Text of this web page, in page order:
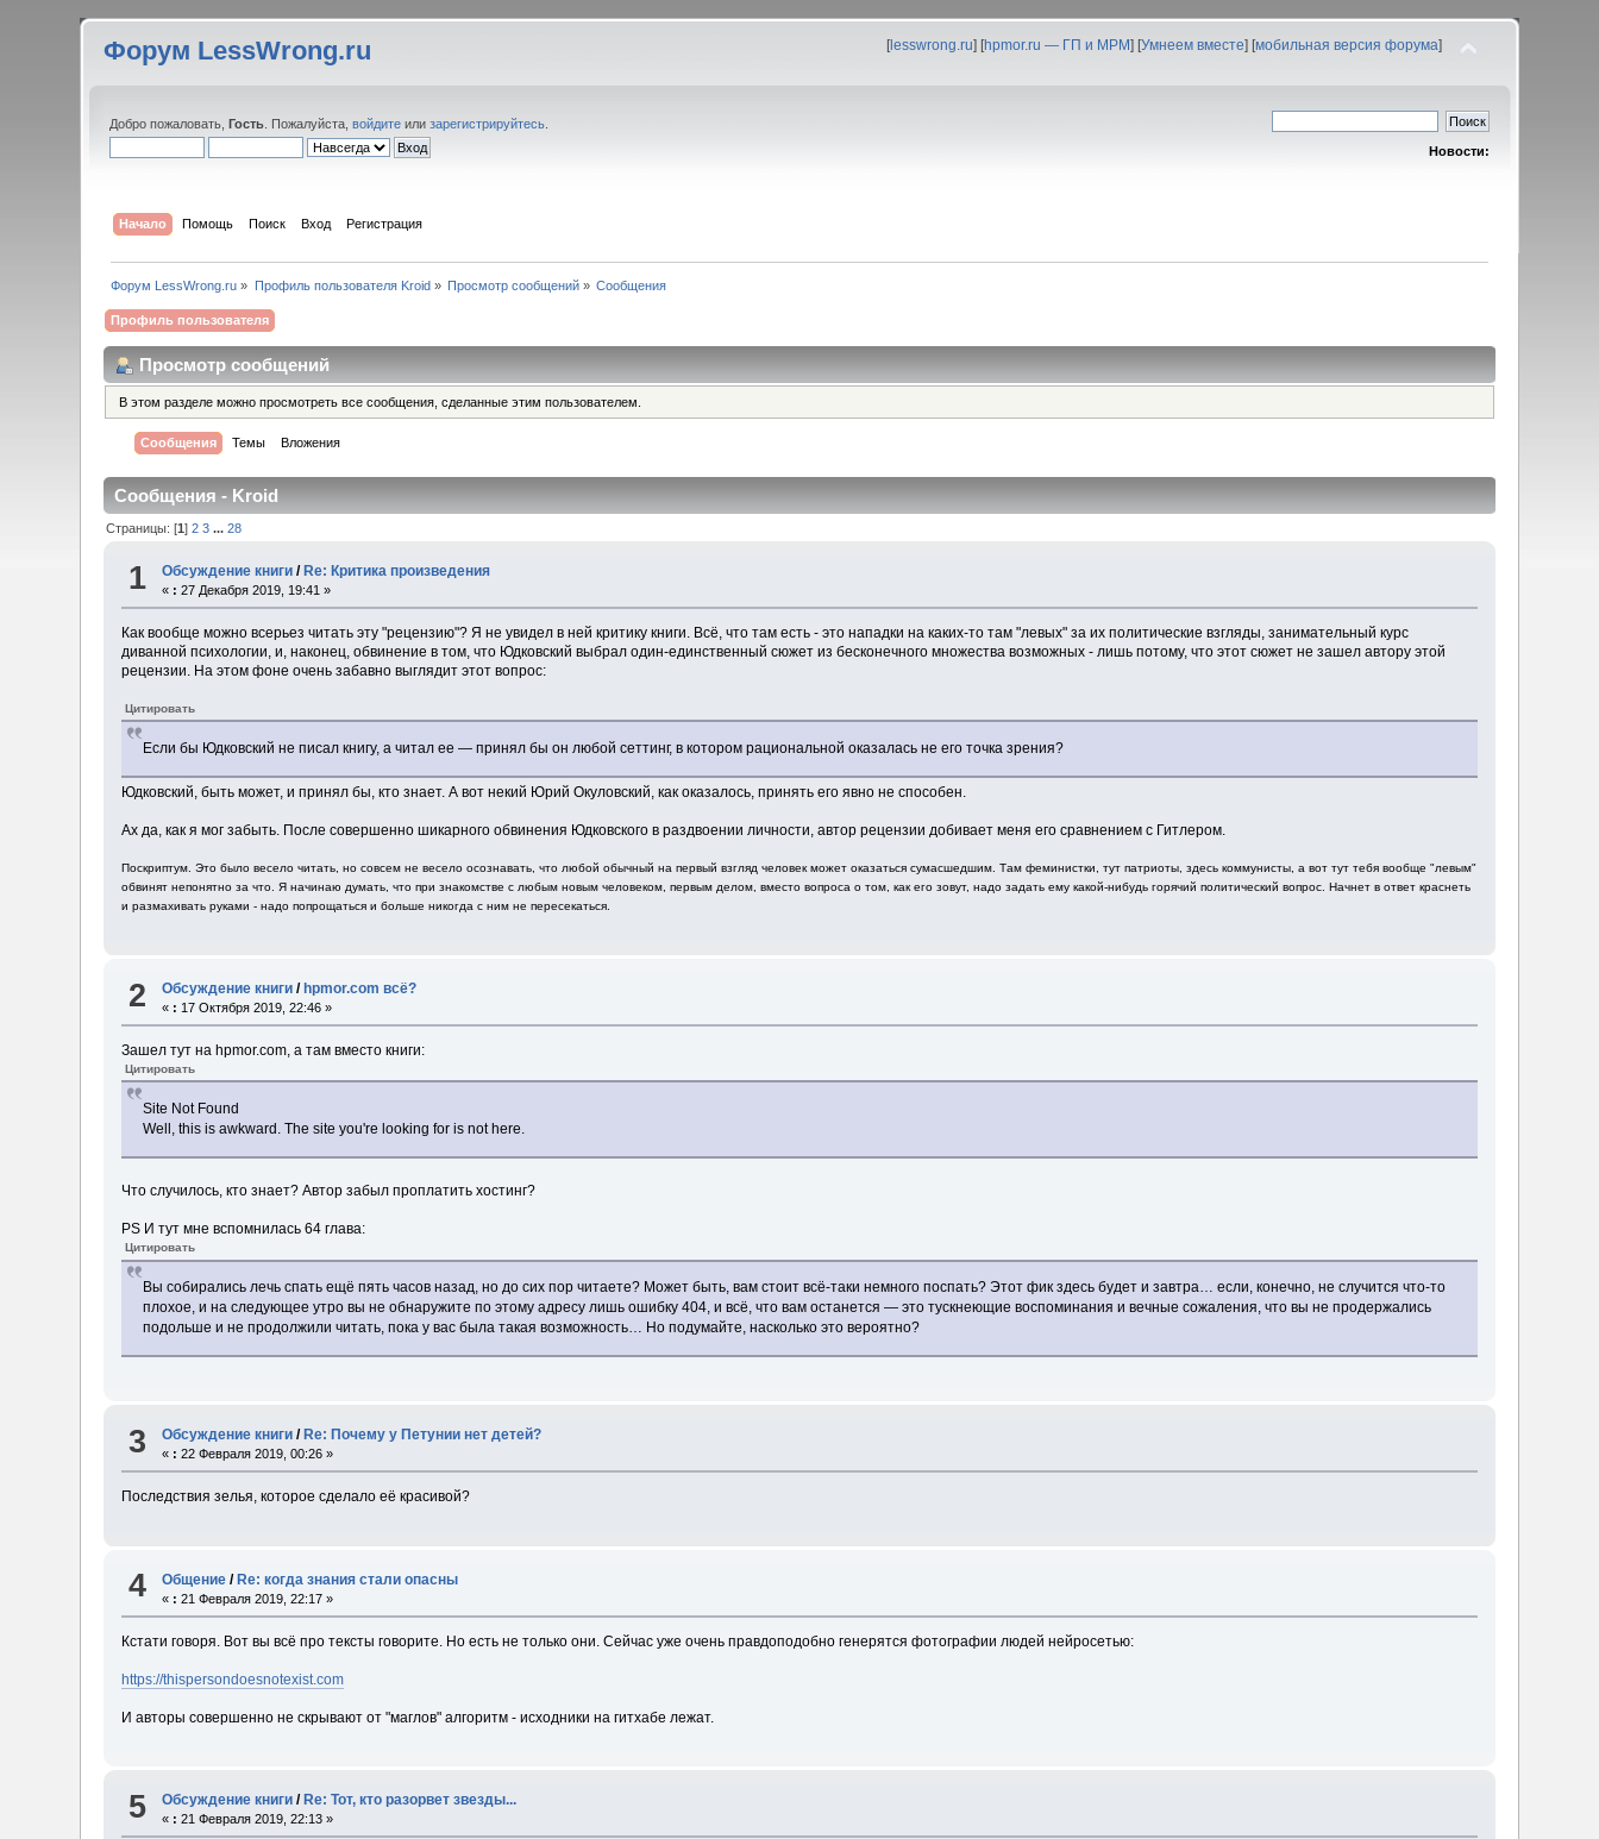
Форум LessWrong.ru [lesswrong.ru] [hpmor.ru — ГП и МРМ] [Умнеем вместе] [мобильная версия форума]
Добро пожаловать,Гость . Пожалуйста,войдите илизарегистрируйтесь
Новости:
Начало Помощь Поиск Вход Регистрация
Форум LessWrong.ru » Профиль пользователя Kroid» Просмотр сообщений » Сообщения
Профиль пользователя
Просмотр сообщений
В этом разделе можно просмотреть все сообщения, сделанные этим пользователем.
Сообщения Темы Вложения
Сообщения - Kroid
Страницы: [1]2 3 ...28
1 Обсуждение книги / Re: Критика произведения
« : 27 Декабря 2019, 19:41 »
Как вообще можно всерьез читать эту "рецензию"? Я не увидел в ней критику книги. Всё, что там есть - это нападки на каких-то там "левых" за их политические взгляды, занимательный курс
диванной психологии, и, наконец, обвинение в том, что Юдковский выбрал один-единственный сюжет из бесконечного множества возможных - лишь потому, что этот сюжет не зашел автору этой
рецензии. На этом фоне очень забавно выглядит этот вопрос:
Цитировать
Если бы Юдковский не писал книгу, а читал ее — принял бы он любой сеттинг, в котором рациональной оказалась не его точка зрения?
Юдковский, быть может, и принял бы, кто знает. А вот некий Юрий Окуловский, как оказалось, принять его явно не способен.
Ах да, как я мог забыть. После совершенно шикарного обвинения Юдковского в раздвоении личности, автор рецензии добивает меня его сравнением с Гитлером.
Поскриптум. Это было весело читать, но совсем не весело осознавать, что любой обычный на первый взгляд человек может оказаться сумасшедшим. Там феминистки, тут патриоты, здесь коммунисты, а вот тут тебя вообще "левым"
обвинят непонятно за что. Я начинаю думать, что при знакомстве с любым новым человеком, первым делом, вместо вопроса о том, как его зовут, надо задать ему какой-нибудь горячий политический вопрос. Начнет в ответ краснеть
и размахивать руками - надо попрощаться и больше никогда с ним не пересекаться.
2 Обсуждение книги / hpmor.com всё?
« : 17 Октября 2019, 22:46 »
Зашел тут на hpmor.com, а там вместо книги:
Цитировать
Site Not Found
Well, this is awkward. The site you're looking for is not here.
Что случилось, кто знает? Автор забыл проплатить хостинг?
PS И тут мне вспомнилась 64 глава:
Цитировать
Вы собирались лечь спать ещё пять часов назад, но до сих пор читаете? Может быть, вам стоит всё-таки немного поспать? Этот фик здесь будет и завтра… если, конечно, не случится что-то
плохое, и на следующее утро вы не обнаружите по этому адресу лишь ошибку 404, и всё, что вам останется — это тускнеющие воспоминания и вечные сожаления, что вы не продержались
подольше и не продолжили читать, пока у вас была такая возможность… Но подумайте, насколько это вероятно?
3 Обсуждение книги / Re: Почему у Петунии нет детей?
« : 22 Февраля 2019, 00:26 »
Последствия зелья, которое сделало её красивой?
4 Общение /Re: когда знания стали опасны
« : 21 Февраля 2019, 22:17 »
Кстати говоря. Вот вы всё про тексты говорите. Но есть не только они. Сейчас уже очень правдоподобно генерятся фотографии людей нейросетью:
https://thispersondoesnotexist.com
И авторы совершенно не скрывают от "маглов" алгоритм - исходники на гитхабе лежат.
5 Обсуждение книги / Re: Тот, кто разорвет звезды...
« : 21 Февраля 2019, 22:13 »